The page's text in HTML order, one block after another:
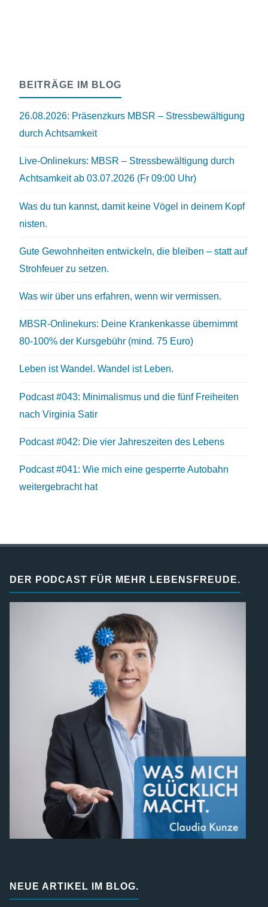
BEITRÄGE IM BLOG
26.08.2026: Präsenzkurs MBSR – Stressbewältigung
durch Achtsamkeit
Live-Onlinekurs: MBSR – Stressbewältigung durch
Achtsamkeit ab 03.07.2026 (Fr 09:00 Uhr)
Was du tun kannst, damit keine Vögel in deinem Kopf
nisten.
Gute Gewohnheiten entwickeln, die bleiben – statt auf
Strohfeuer zu setzen.
Was wir über uns erfahren, wenn wir vermissen.
MBSR-Onlinekurs: Deine Krankenkasse übernimmt
80-100% der Kursgebühr (mind. 75 Euro)
Leben ist Wandel. Wandel ist Leben.
Podcast #043: Minimalismus und die fünf Freiheiten
nach Virginia Satir
Podcast #042: Die vier Jahreszeiten des Lebens
Podcast #041: Wie mich eine gesperrte Autobahn
weitergebracht hat
DER PODCAST FÜR MEHR LEBENSFREUDE.
NEUE ARTIKEL IM BLOG.